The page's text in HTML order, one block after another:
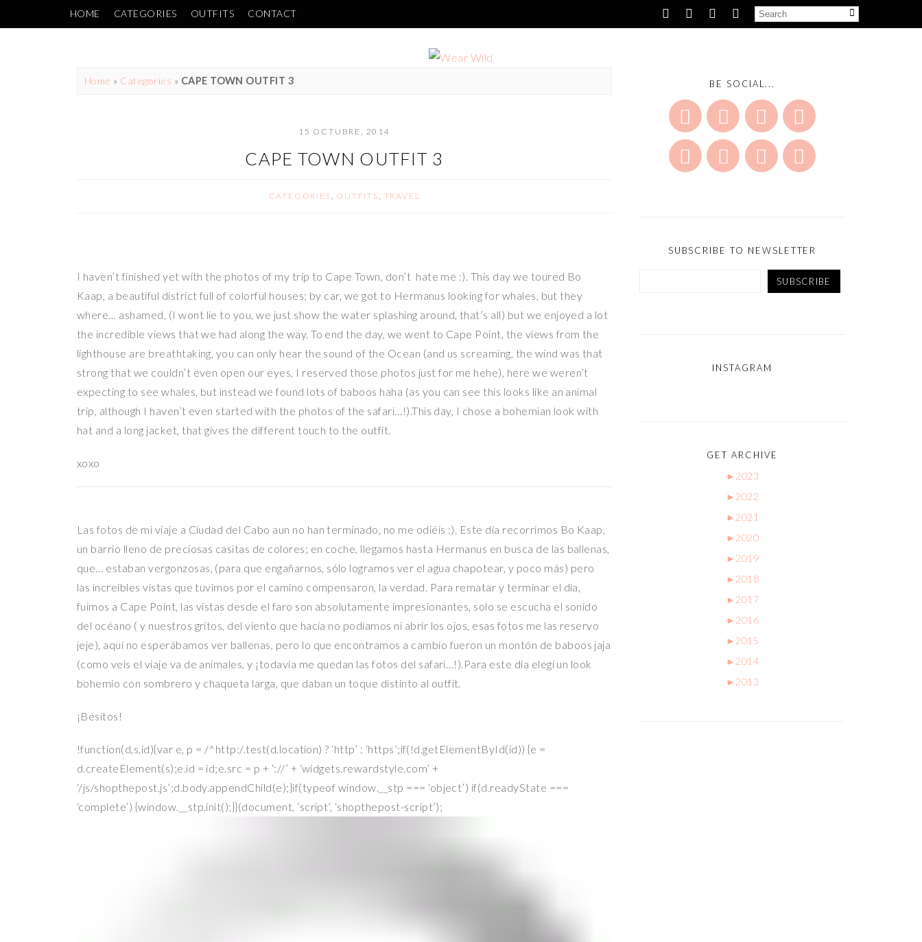
HOME CATEGORIES OUTFITS CONTACT
Home » Categories » CAPE TOWN OUTFIT 3
15 OCTUBRE, 2014
CAPE TOWN OUTFIT 3
CATEGORIES, OUTFITS, TRAVEL
I haven’t finished yet with the photos of my trip to Cape Town, don’t hate me :). This day we toured Bo
Kaap, a beautiful district full of colorful houses; by car, we got to Hermanus looking for whales, but they
where… ashamed, (I wont lie to you, we just show the water splashing around, that’s all) but we enjoyed a lot
the incredible views that we had along the way. To end the day, we went to Cape Point, the views from the
lighthouse are breathtaking, you can only hear the sound of the Ocean (and us screaming, the wind was that
strong that we couldn’t even open our eyes, I reserved those photos just for me hehe), here we weren’t
expecting to see whales, but instead we found lots of baboos haha (as you can see this looks like an animal
trip, although I haven’t even started with the photos of the safari…!).This day, I chose a bohemian look with
hat and a long jacket, that gives the different touch to the outfit.
xoxo
Las fotos de mi viaje a Ciudad del Cabo aun no han terminado, no me odiéis :). Este día recorrimos Bo Kaap,
un barrio lleno de preciosas casitas de colores; en coche, llegamos hasta Hermanus en busca de las ballenas,
que… estaban vergonzosas, (para que engañarnos, sólo logramos ver el agua chapotear, y poco más) pero
las increíbles vistas que tuvimos por el camino compensaron, la verdad. Para rematar y terminar el día,
fuimos a Cape Point, las vistas desde el faro son absolutamente impresionantes, solo se escucha el sonido
del océano ( y nuestros gritos, del viento que hacía no podíamos ni abrir los ojos, esas fotos me las reservo
jeje), aquí no esperábamos ver ballenas, pero lo que encontramos a cambio fueron un montón de baboos jaja
(como veis el viaje va de animales, y ¡todavía me quedan las fotos del safari…!).Para este día elegí un look
bohemio con sombrero y chaqueta larga, que daban un toque distinto al outfit.
¡Besitos!
!function(d,s,id){var e, p = /^http:/.test(d.location) ? ‘http’ : ‘https’;if(!d.getElementById(id)) {e =
d.createElement(s);e.id = id;e.src = p + ‘://’ + ‘widgets.rewardstyle.com’ +
‘/js/shopthepost.js’;d.body.appendChild(e);}if(typeof window.__stp === ‘object’) if(d.readyState ===
‘complete’) {window.__stp.init();}}(document, ‘script’, ‘shopthepost-script’);
BE SOCIAL...
SUBSCRIBE TO NEWSLETTER
INSTAGRAM
GET ARCHIVE
► 2023
► 2022
► 2021
► 2020
► 2019
► 2018
► 2017
► 2016
► 2015
► 2014
► 2013